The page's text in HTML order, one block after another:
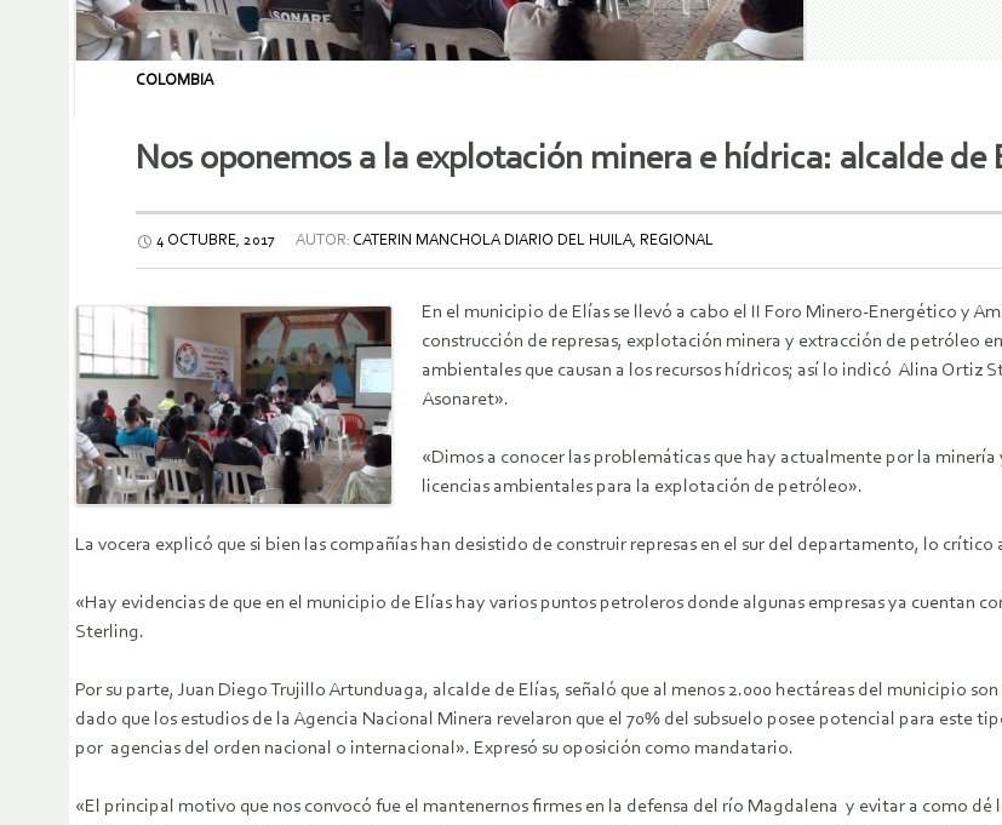
COLOMBIA
Nos oponemos a la explotación minera e hídrica: alcalde de
4 OCTUBRE, 2017 AUTOR: CATERIN MANCHOLA DIARIO DEL HUILA, REGIONAL
En el municipio de Elías se llevó a cabo el II Foro Minero-Energético y
construcción de represas, explotación minera y extracción de petróleo
ambientales que causan a los recursos hídricos; así lo indicó Alina Ortiz
Asonaret».
«Dimos a conocer las problemáticas que hay actualmente por la
licencias ambientales para la explotación de petróleo».
La vocera explicó que si bien las compañías han desistido de construir represas en el sur del departamento, lo
«Hay evidencias de que en el municipio de Elías hay varios puntos petroleros donde algunas empresas ya
Sterling.
Por su parte, Juan Diego Trujillo Artunduaga, alcalde de Elías, señaló que al menos 2.000 hectáreas del municipio
dado que los estudios de la Agencia Nacional Minera revelaron que el 70% del subsuelo posee potencial para este
por agencias del orden nacional o internacional». Expresó su oposición como mandatario.
«El principal motivo que nos convocó fue el mantenernos firmes en la defensa del río Magdalena y evitar a como dé